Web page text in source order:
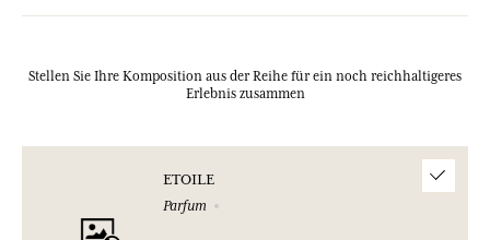
Stellen Sie Ihre Komposition aus der Reihe für ein noch reichhaltigeres
Erlebnis zusammen
ETOILE
Parfum